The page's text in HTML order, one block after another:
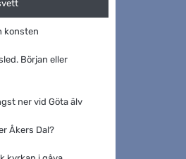
konsten
Början eller
ner vid Göta älv
Åkers Dal?